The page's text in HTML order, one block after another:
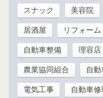
スナック 美容院
居酒屋 リフォーム
自動車整備 理容店
農業協同組合 自動
電気工事 自動車修